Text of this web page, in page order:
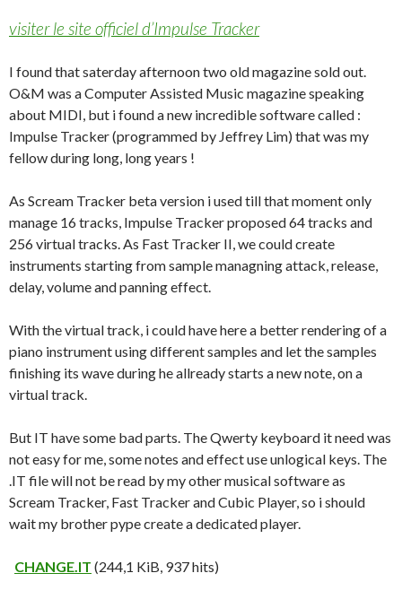
visiter le site officiel d’Impulse Tracker
I found that saterday afternoon two old magazine sold out.
O&M was a Computer Assisted Music magazine speaking
about MIDI, but i found a new incredible software called :
Impulse Tracker (programmed by Jeffrey Lim) that was my
fellow during long, long years !
As Scream Tracker beta version i used till that moment only
manage 16 tracks, Impulse Tracker proposed 64 tracks and
256 virtual tracks. As Fast Tracker II, we could create
instruments starting from sample managning attack, release,
delay, volume and panning effect.
With the virtual track, i could have here a better rendering of a
piano instrument using different samples and let the samples
finishing its wave during he allready starts a new note, on a
virtual track.
But IT have some bad parts. The Qwerty keyboard it need was
not easy for me, some notes and effect use unlogical keys. The
.IT file will not be read by my other musical software as
Scream Tracker, Fast Tracker and Cubic Player, so i should
wait my brother pype create a dedicated player.
CHANGE.IT (244,1 KiB, 937 hits)